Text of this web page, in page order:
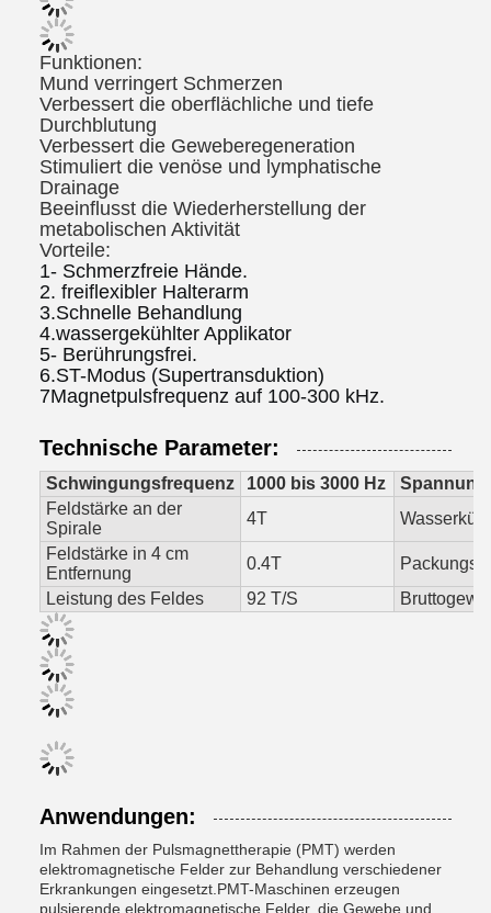
Funktionen:
Mund verringert Schmerzen
Verbessert die oberflächliche und tiefe
Durchblutung
Verbessert die Geweberegeneration
Stimuliert die venöse und lymphatische
Drainage
Beeinflusst die Wiederherstellung der
metabolischen Aktivität
Vorteile:
1- Schmerzfreie Hände.
2. freiflexibler Halterarm
3.Schnelle Behandlung
4.wassergekühlter Applikator
5- Berührungsfrei.
6.ST-Modus (Supertransduktion)
7Magnetpulsfrequenz auf 100-300 kHz.
Technische Parameter:
Schwingungsfrequenz 1000 bis 3000 Hz
Spannung
Feldstärke an der
Spirale
4T
Feldstärke in 4 cm
Entfernung
0.4T
Leistung des Feldes
92 T/S
Anwendungen:
Im Rahmen der Pulsmagnettherapie (PMT) werden
elektromagnetische Felder zur Behandlung verschiedener
Erkrankungen eingesetzt.PMT-Maschinen erzeugen
pulsierende elektromagnetische Felder, die Gewebe und